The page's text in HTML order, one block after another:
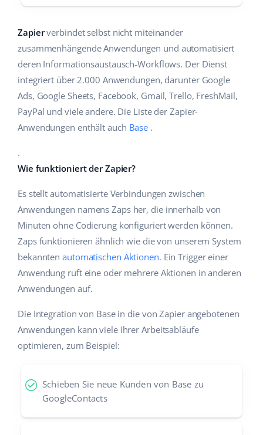
Zapierverbindet selbst nicht miteinander
zusammenhängende Anwendungen und automatisiert
deren Informationsaustausch-Workflows. Der Dienst
integriert über 2.000 Anwendungen, darunter Google
Ads, Google Sheets, Facebook, Gmail, Trello, FreshMail,
PayPal und viele andere. Die Liste der Zapier-
Anwendungen enthält auch Base .
.
Wie funktioniert der Zapier?
Es stellt automatisierte Verbindungen zwischen
Anwendungen namens Zaps her, die innerhalb von
Minuten ohne Codierung konfiguriert werden können.
Zaps funktionieren ähnlich wie die von unserem System
bekanntenautomatischen Aktionen. Ein Trigger einer
Anwendung ruft eine oder mehrere Aktionen in anderen
Anwendungen auf.
Die Integration von Base in die von Zapier angebotenen
Anwendungen kann viele Ihrer Arbeitsabläufe
optimieren, zum Beispiel:
Schieben Sie neue Kunden von Base zu
GoogleContacts